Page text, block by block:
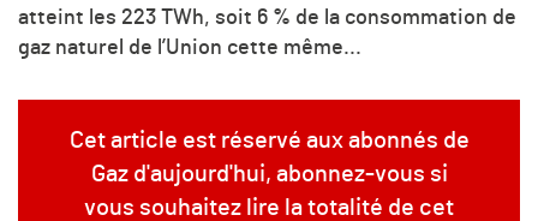
atteint les 223 TWh, soit 6 % de la consommation de
gaz naturel de l’Union cette même...
Cet article est réservé aux abonnés de
Gaz d'aujourd'hui, abonnez-vous si
vous souhaitez lire la totalité de cet